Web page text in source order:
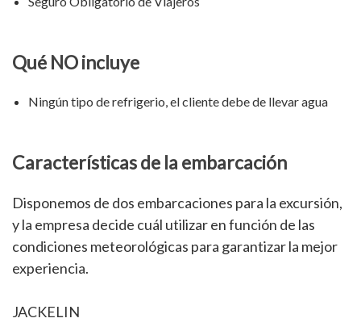
Qué NO incluye
Ningún tipo de refrigerio, el cliente debe de llevar agua
Características de la embarcación
Disponemos de dos embarcaciones para la excursión,
y la empresa decide cuál utilizar en función de las
condiciones meteorológicas para garantizar la mejor
experiencia.
JACKELIN